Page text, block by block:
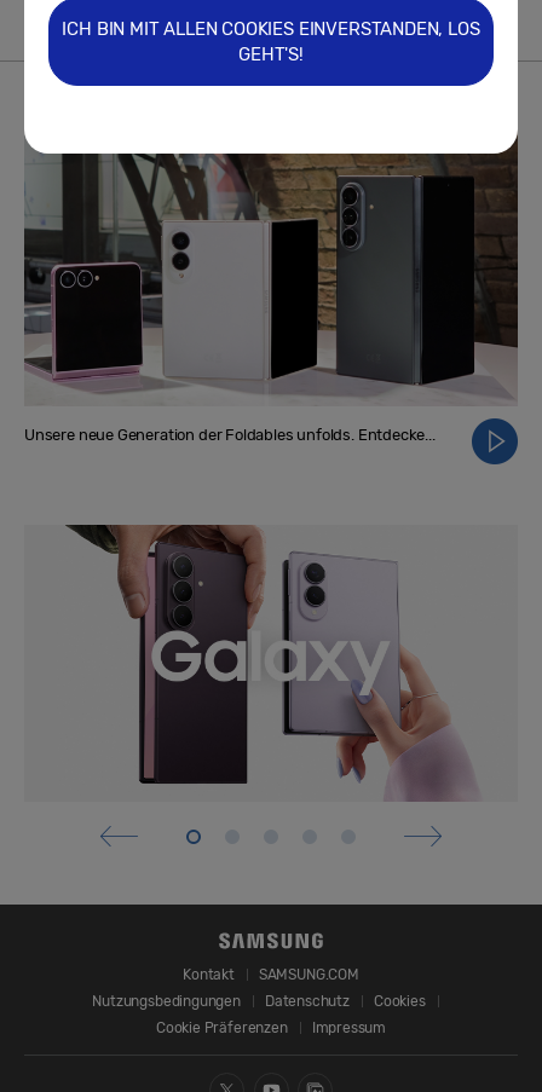
Unsere neue Generation der Foldables unfolds. Entdecke...
Kontakt
SAMSUNG.COM
Nutzungsbedingungen
Datenschutz
Cookies
Cookie Präferenzen
Impressum
ICH BIN MIT ALLEN COOKIES EINVERSTANDEN, LOS
GEHT'S!